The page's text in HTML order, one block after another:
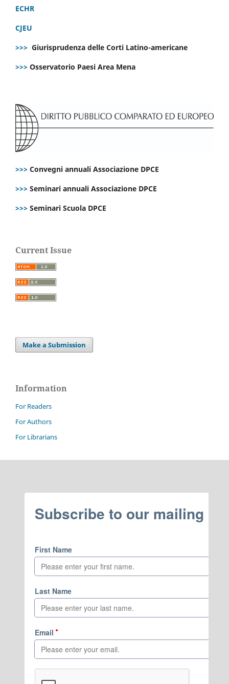
ECHR
CJEU
>>> Giurisprudenza delle Corti Latino-americane
>>> Osservatorio Paesi Area Mena
>>> Convegni annuali Associazione DPCE
>>> Seminari annuali Associazione DPCE
>>> Seminari Scuola DPCE
Current Issue
Make a Submission
Information
For Readers
For Authors
For Librarians